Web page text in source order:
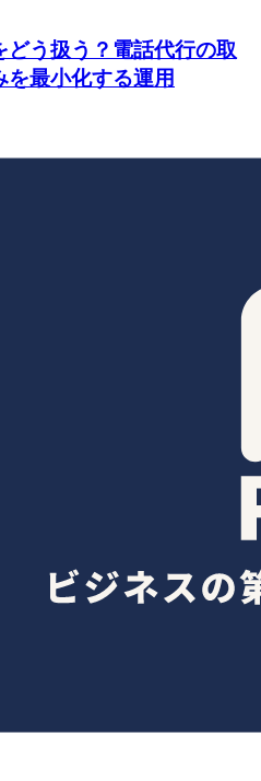
う扱う？電話代行の取
最小化する運用